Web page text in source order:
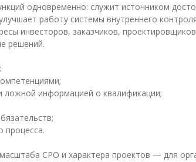
одновременно: служит источником
работу системы внутреннего
инвесторов, заказчиков,
решений.
ложной информацией о квалификации;
процесса.
СРО и характера проектов — для